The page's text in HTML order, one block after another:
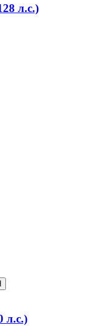
л.с.)
л.с.)